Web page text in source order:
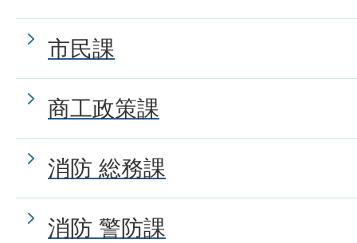
市民課
商工政策課
消防 総務課
消防 警防課